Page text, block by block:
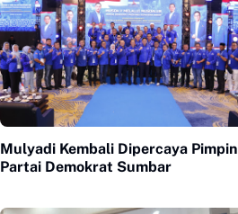
Mulyadi Kembali Dipercaya Pimpin
Partai Demokrat Sumbar